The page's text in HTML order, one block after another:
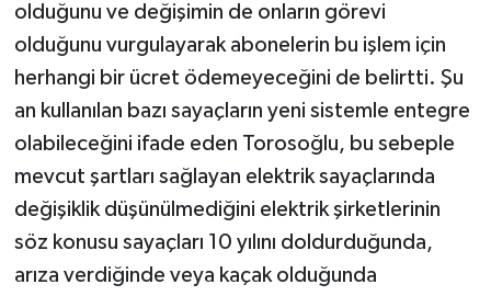
olduğunu ve değişimin de onların görevi
olduğunu vurgulayarak abonelerin bu işlem için
herhangi bir ücret ödemeyeceğini de belirtti. Şu
an kullanılan bazı sayaçların yeni sistemle entegre
olabileceğini ifade eden Torosoğlu, bu sebeple
mevcut şartları sağlayan elektrik sayaçlarında
değişiklik düşünülmediğini elektrik şirketlerinin
söz konusu sayaçları 10 yılını doldurduğunda,
arıza verdiğinde veya kaçak olduğunda